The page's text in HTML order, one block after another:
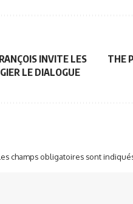
INVITE LES
LE DIALOGUE
THE
champs obligatoires sont